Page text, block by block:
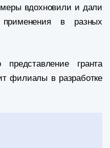
вдохновили и дали
в разных
гранта
филиалы в разработке